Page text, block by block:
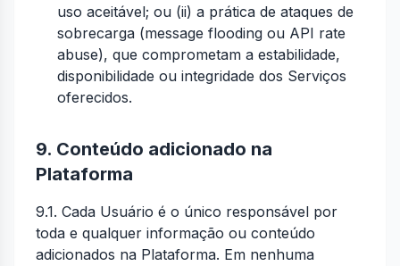
uso aceitável; ou (ii) a prática de ataques de
sobrecarga (message flooding ou API rate
abuse), que comprometam a estabilidade,
disponibilidade ou integridade dos Serviços
oferecidos.
9. Conteúdo adicionado na
Plataforma
9.1. Cada Usuário é o único responsável por
toda e qualquer informação ou conteúdo
adicionados na Plataforma. Em nenhuma